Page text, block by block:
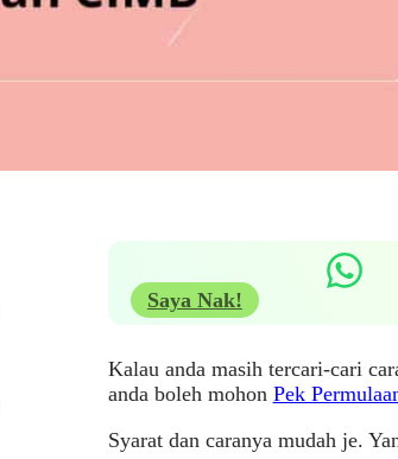
Saya Nak!
Kalau anda masih tercari-cari
anda boleh mohon Pek
Syarat dan caranya mudah je.